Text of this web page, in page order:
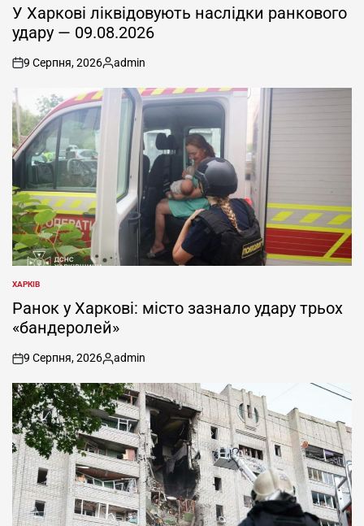
УУ Харкові ліквідовують наслідки ранкового
удару — 09.08.2026
on
9 Серпня, 2026
Опубліковано
admin
ОПУБЛІКУВАТИ
У
ХАРКІВ
Ранок у Харкові: місто зазнало удару трьох
«бандеролей»
on
9 Серпня, 2026
Опубліковано
admin